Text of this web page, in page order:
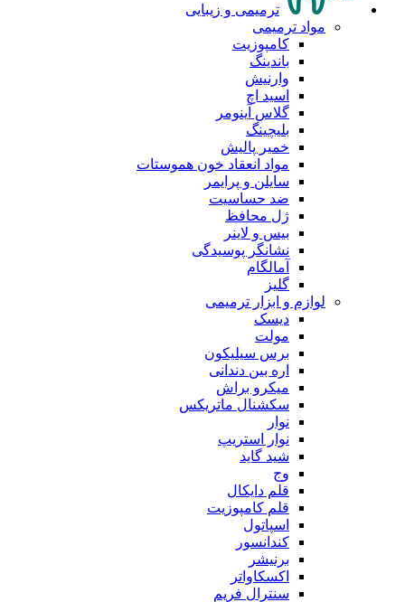
ترمیمی و زیبایی
مواد ترمیمی
کامپوزیت
باندینگ
وارنیش
اسید اچ
گلاس آینومر
بلیچینگ
خمیر پالیش
مواد انعقاد خون هموستات
سایلن و پرایمر
ضد حساسیت
ژل محافظ
بیس و لاینر
نشانگر پوسیدگی
آمالگام
گلیز
لوازم و ابزار ترمیمی
دیسک
مولت
برس سیلیکون
اره بین دندانی
میکرو براش
سکشنال ماتریکس
نوار
نوار استریپ
شید گاید
وج
قلم دایکال
قلم کامپوزیت
اسپاتول
کندانسور
برنیشر
اکسکاواتر
سنترال فریم